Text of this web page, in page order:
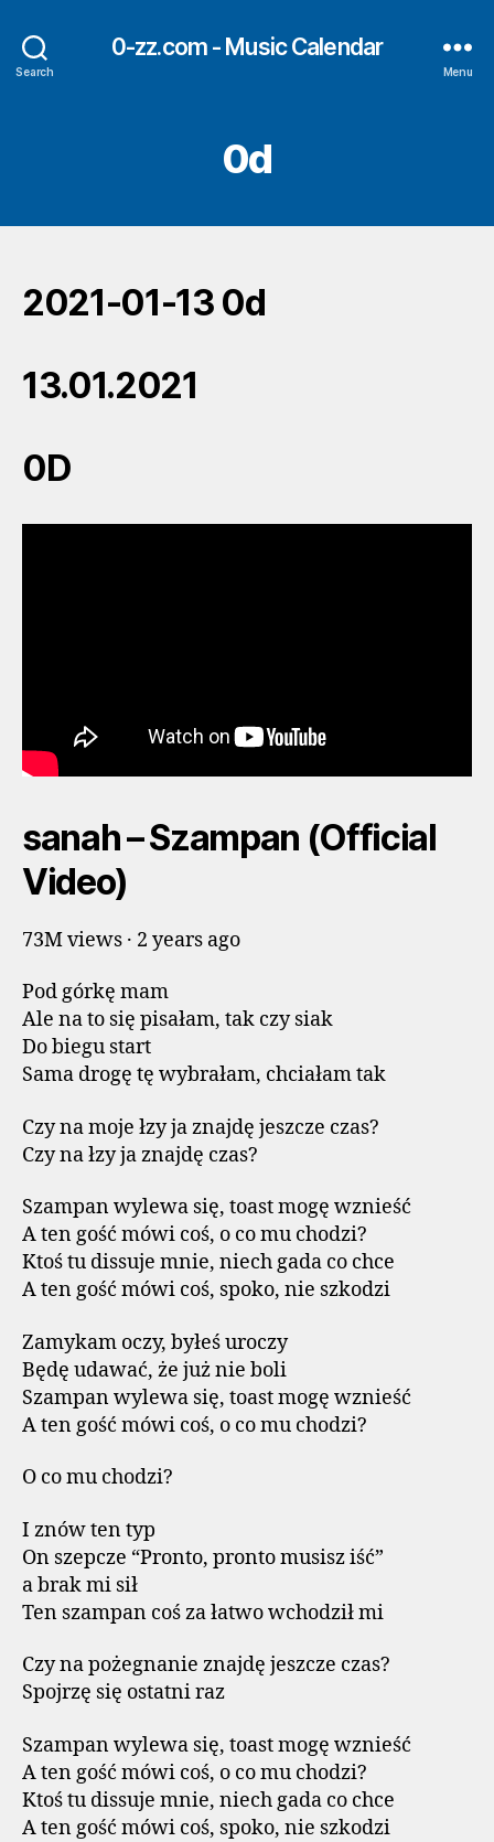
Search
0-zz.com - Music Calendar
Menu
0d
2021-01-13 0d
13.01.2021
0D
sanah – Szampan (Official
Video)
73M views · 2 years ago
Pod górkę mam
Ale na to się pisałam, tak czy siak
Do biegu start
Sama drogę tę wybrałam, chciałam tak
Czy na moje łzy ja znajdę jeszcze czas?
Czy na łzy ja znajdę czas?
Szampan wylewa się, toast mogę wznieść
A ten gość mówi coś, o co mu chodzi?
Ktoś tu dissuje mnie, niech gada co chce
A ten gość mówi coś, spoko, nie szkodzi
Zamykam oczy, byłeś uroczy
Będę udawać, że już nie boli
Szampan wylewa się, toast mogę wznieść
A ten gość mówi coś, o co mu chodzi?
O co mu chodzi?
I znów ten typ
On szepcze “Pronto, pronto musisz iść”
a brak mi sił
Ten szampan coś za łatwo wchodził mi
Czy na pożegnanie znajdę jeszcze czas?
Spojrzę się ostatni raz
Szampan wylewa się, toast mogę wznieść
A ten gość mówi coś, o co mu chodzi?
Ktoś tu dissuje mnie, niech gada co chce
A ten gość mówi coś, spoko, nie szkodzi